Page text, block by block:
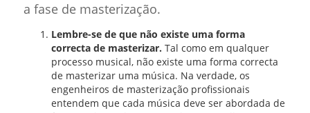
a fase de masterização.
Lembre-se de que não existe uma forma
correcta de masterizar. Tal como em qualquer
processo musical, não existe uma forma correcta
de masterizar uma música. Na verdade, os
engenheiros de masterização profissionais
entendem que cada música deve ser abordada de